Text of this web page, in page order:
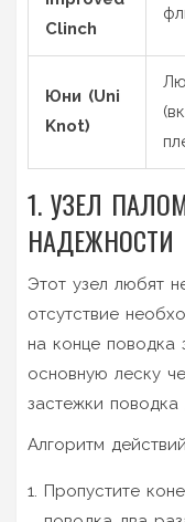
Clinch
Юни (Uni
Knot)
1. УЗЕЛ
НАДЕЖНОСТИ
Этот узел любят
отсутствие
на конце поводка
основную леску
застежки поводка
Алгоритм
Пропустите